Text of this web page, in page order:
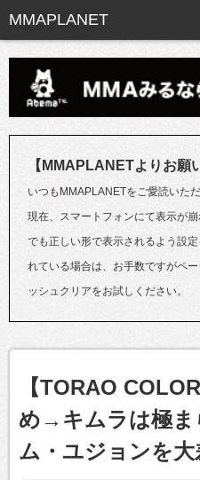
【MMAPLANETよりお願
いつもMMAPLANETをご愛読いた
現在、スマートフォンにて表示が
でも正しい形で表示されるよう設
れている場合は、お手数ですがペ
ッシュクリアをお試しください。
【TORAO
め→キムラは極ま
ム・ユジョンを